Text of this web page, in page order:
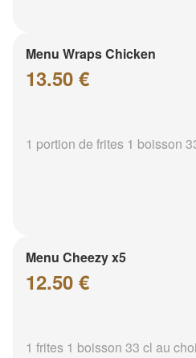
Menu Wraps Chicken
13.50 €
1 portion de frites 1 boisson
Menu Cheezy x5
12.50 €
1 frites 1 boisson 33 cl au